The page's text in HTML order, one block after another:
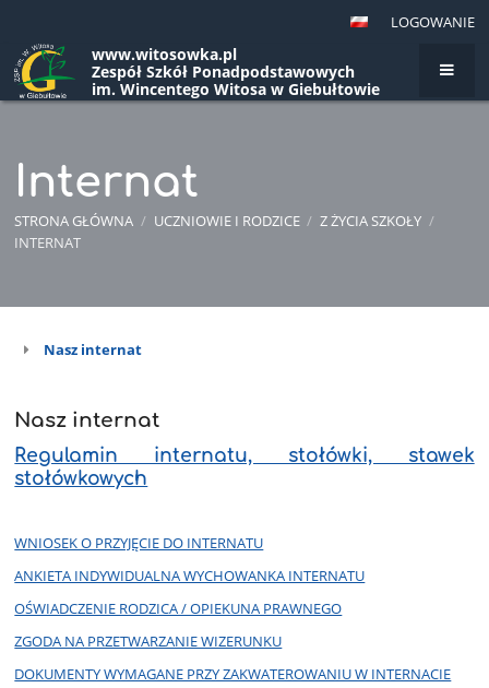
LOGOWANIE
www.witosowka.pl
Zespół Szkół Ponadpodstawowych
im. Wincentego Witosa w Giebułtowie
Internat
STRONA GŁÓWNA / UCZNIOWIE I RODZICE / Z ŻYCIA SZKOŁY /
INTERNAT
Internat
Nasz internat
Nasz internat
Regulamin internatu, stołówki, stawek
stołówkowych
WNIOSEK O PRZYJĘCIE DO INTERNATU
ANKIETA INDYWIDUALNA WYCHOWANKA INTERNATU
OŚWIADCZENIE RODZICA / OPIEKUNA PRAWNEGO
ZGODA NA PRZETWARZANIE WIZERUNKU
DOKUMENTY WYMAGANE PRZY ZAKWATEROWANIU W INTERNACIE